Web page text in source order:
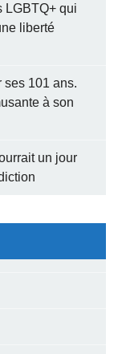
LGBTQ+ qui
liberté
ses 101 ans.
à son
un jour